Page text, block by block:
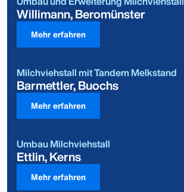
Willimann, Beromünster
Mehr erfahren
Milchviehstall mit Tandem Melkstand
Barmettler, Buochs
Mehr erfahren
Umbau Milchviehstall
Ettlin, Kerns
Mehr erfahren